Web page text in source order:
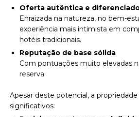
Oferta autêntica e
Enraizada na natureza, no bem-
experiência mais intimista em
hotéis tradicionais.
Reputação de base sólida
Com pontuações muito elevadas
reserva.
Apesar deste potencial, a
significativos: